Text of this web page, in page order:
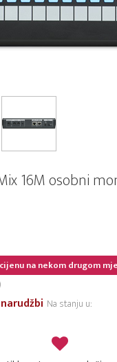
16M osobni
na nekom drugom
Na stanju u: